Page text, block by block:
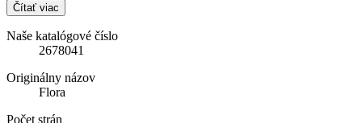
Čítať viac
Naše katalógové číslo
2678041
Originálny názov
Flora
Počet strán